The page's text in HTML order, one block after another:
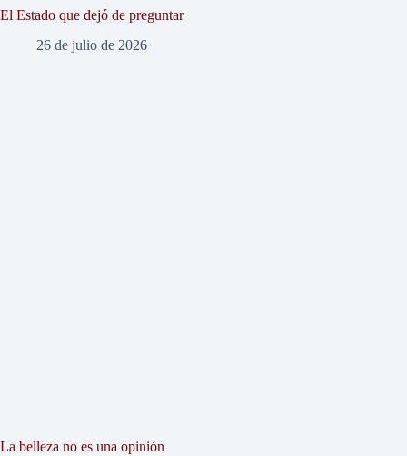
El Estado que dejó de preguntar
26 de julio de 2026
La belleza no es una opinión